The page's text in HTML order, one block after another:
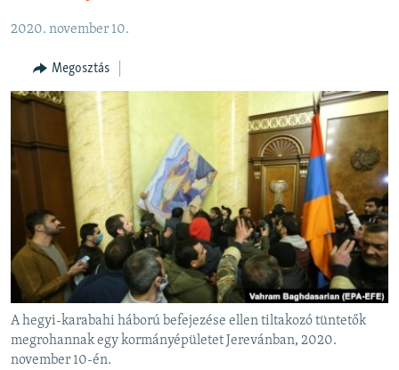
Ugrás
ELEMZŐ
NER15
SZABADON
TÁRSADALOM
DEMOKRÁCIA
A PÉNZ NYOMÁBAN
EURÓPAI UNIÓ
VILÁG
KLÍMAVÁLTOZÁS
A MÚLT TANULSÁGAI
2020. november 10.
Megosztás
A hegyi-karabahi háború befejezése ellen tiltakozó tüntetők
megrohannak egy kormányépületet Jerevánban, 2020.
november 10-én.